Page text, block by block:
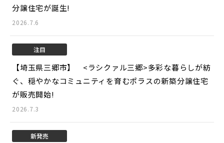
分譲住宅が誕生!
2026.7.6
注目
【埼玉県三郷市】 <ラシクァル三郷>多彩な暮らしが紡
ぐ、穏やかなコミュニティを育むポラスの新築分譲住宅
が販売開始!
2026.7.3
新発売